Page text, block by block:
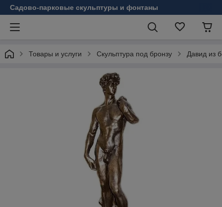
Садово-парковые скульптуры и фонтаны
Товары и услуги Скульптура под бронзу Давид из